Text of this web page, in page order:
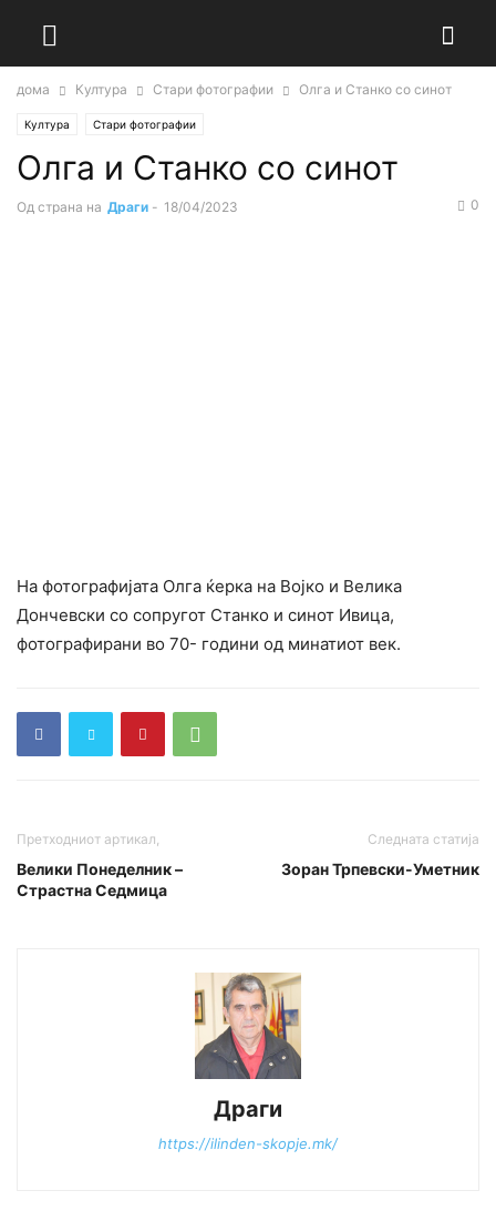
дома Култура Стари фотографии Олга и Станко со синот
Култура Стари фотографии
Олга и Станко со синот
Од страна на Драги - 18/04/2023 0
На фотографијата Олга ќерка на Војко и Велика
Дончевски со сопругот Станко и синот Ивица,
фотографирани во 70- години од минатиот век.
Претходниот артикал,
Велики Понеделник –
Страстна Седмица
Следната статија
Зоран Трпевски-Уметник
Драги
https://ilinden-skopje.mk/